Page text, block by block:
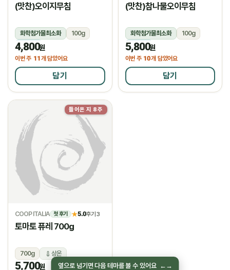
(맛찬)오이지무침
화학첨가물최소화
100g
냉장
4,800원
이번 주 11개 담았어요
담기
(맛찬)참나물오이무침
화학첨가물최소화
100g
냉장
5,800원
이번 주 10개 담았어요
담기
들어온 지 8주
COOP ITALIA 첫 후기 ★5.0후기 3
토마토 퓨레 700g
700g 상온
5,700원 옆으로 넘기면 다음 테마를 볼 수 있어요 ← →